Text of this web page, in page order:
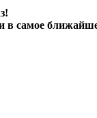
самое